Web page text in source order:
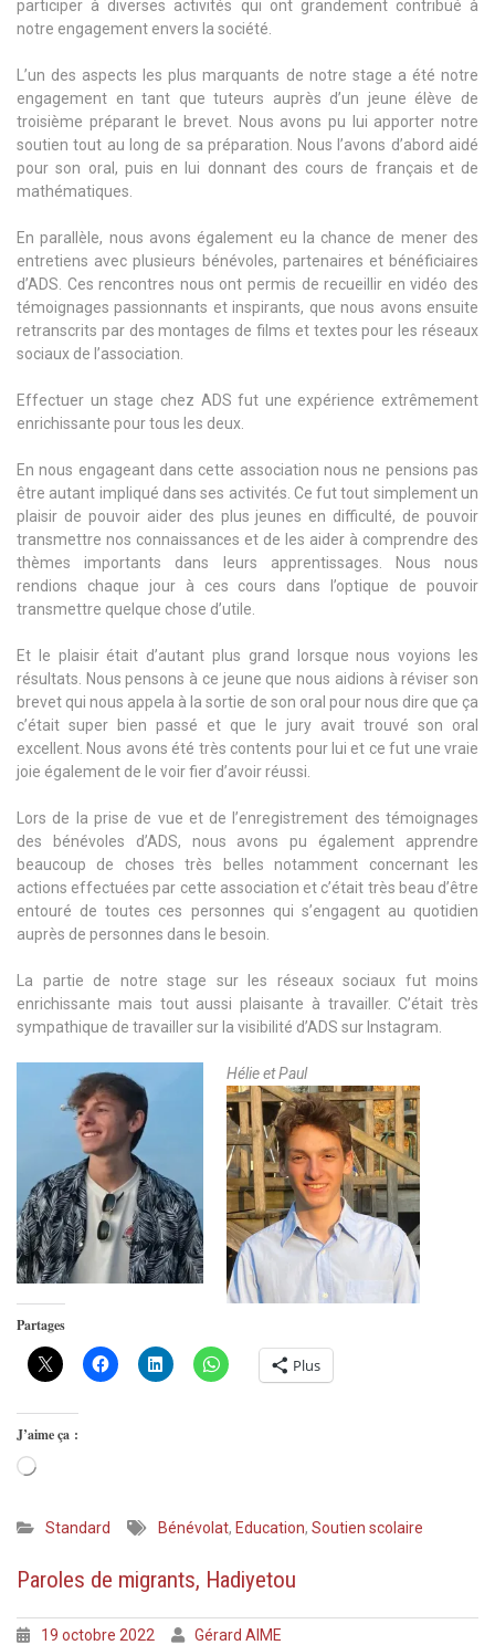
participer à diverses activités qui ont grandement contribué à
notre engagement envers la société.
L’un des aspects les plus marquants de notre stage a été notre
engagement en tant que tuteurs auprès d’un jeune élève de
troisième préparant le brevet. Nous avons pu lui apporter notre
soutien tout au long de sa préparation. Nous l’avons d’abord aidé
pour son oral, puis en lui donnant des cours de français et de
mathématiques.
En parallèle, nous avons également eu la chance de mener des
entretiens avec plusieurs bénévoles, partenaires et bénéficiaires
d’ADS. Ces rencontres nous ont permis de recueillir en vidéo des
témoignages passionnants et inspirants, que nous avons ensuite
retranscrits par des montages de films et textes pour les réseaux
sociaux de l’association.
Effectuer un stage chez ADS fut une expérience extrêmement
enrichissante pour tous les deux.
En nous engageant dans cette association nous ne pensions pas
être autant impliqué dans ses activités. Ce fut tout simplement un
plaisir de pouvoir aider des plus jeunes en difficulté, de pouvoir
transmettre nos connaissances et de les aider à comprendre des
thèmes importants dans leurs apprentissages. Nous nous
rendions chaque jour à ces cours dans l’optique de pouvoir
transmettre quelque chose d’utile.
Et le plaisir était d’autant plus grand lorsque nous voyions les
résultats. Nous pensons à ce jeune que nous aidions à réviser son
brevet qui nous appela à la sortie de son oral pour nous dire que ça
c’était super bien passé et que le jury avait trouvé son oral
excellent. Nous avons été très contents pour lui et ce fut une vraie
joie également de le voir fier d’avoir réussi.
Lors de la prise de vue et de l’enregistrement des témoignages
des bénévoles d’ADS, nous avons pu également apprendre
beaucoup de choses très belles notamment concernant les
actions effectuées par cette association et c’était très beau d’être
entouré de toutes ces personnes qui s’engagent au quotidien
auprès de personnes dans le besoin.
La partie de notre stage sur les réseaux sociaux fut moins
enrichissante mais tout aussi plaisante à travailler. C’était très
sympathique de travailler sur la visibilité d’ADS sur Instagram.
Hélie et Paul
Partages
Plus
J’aime ça :
Chargement…
Standard Bénévolat, Education, Soutien scolaire
Paroles de migrants, Hadiyetou
19 octobre 2022 Gérard AIME